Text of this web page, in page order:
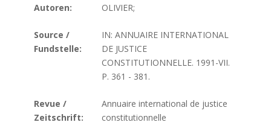
Autoren:
OLIVIER;
Source /
Fundstelle:
IN: ANNUAIRE INTERNATIONAL
DE JUSTICE
CONSTITUTIONNELLE. 1991-VII.
P. 361 - 381.
Revue /
Zeitschrift:
Annuaire international de justice
constitutionnelle